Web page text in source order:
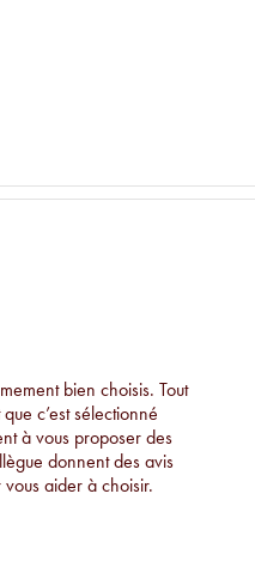
bien choisis. Tout
c’est sélectionné
à vous proposer des
donnent des avis
aider à choisir.